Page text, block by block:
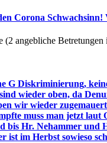
Corona
(2 angebliche
Diskriminierung,
wieder oben, da
wir wieder
muss man jetzt laut
Hr. Nehammer und
ist im Herbst sowieso